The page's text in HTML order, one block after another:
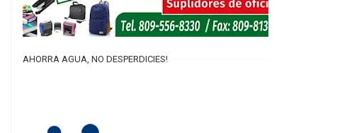
AHORRA AGUA, NO DESPERDICIES!